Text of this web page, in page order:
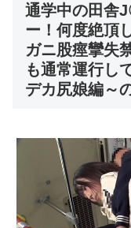
通学中の田舎
ー！何度絶頂
ガニ股痙攣失
も通常運行し
デカ尻娘編～